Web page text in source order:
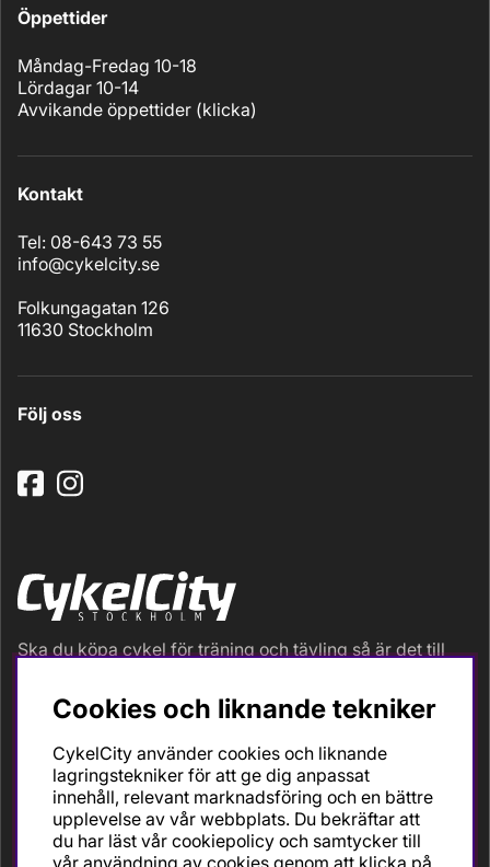
Öppettider
Måndag-Fredag 10-18
Lördagar 10-14
Avvikande öppettider (klicka)
Kontakt
Tel: 08-643 73 55
info@cykelcity.se
Folkungagatan 126
11630 Stockholm
Följ oss
Ska du köpa cykel för träning och tävling så är det till
Vi är en mycket personlig cykelaffär med hög
servicegrad och alla vi som jobbar är inbitna cyklister
och dess produkter. Gör din bästa cykelaffär på
CykelCity!
Cookies och liknande tekniker
CykelCity använder cookies och liknande
lagringstekniker för att ge dig anpassat
innehåll, relevant marknadsföring och en bättre
upplevelse av vår webbplats. Du bekräftar att
du har läst vår cookiepolicy och samtycker till
vår användning av cookies genom att klicka på